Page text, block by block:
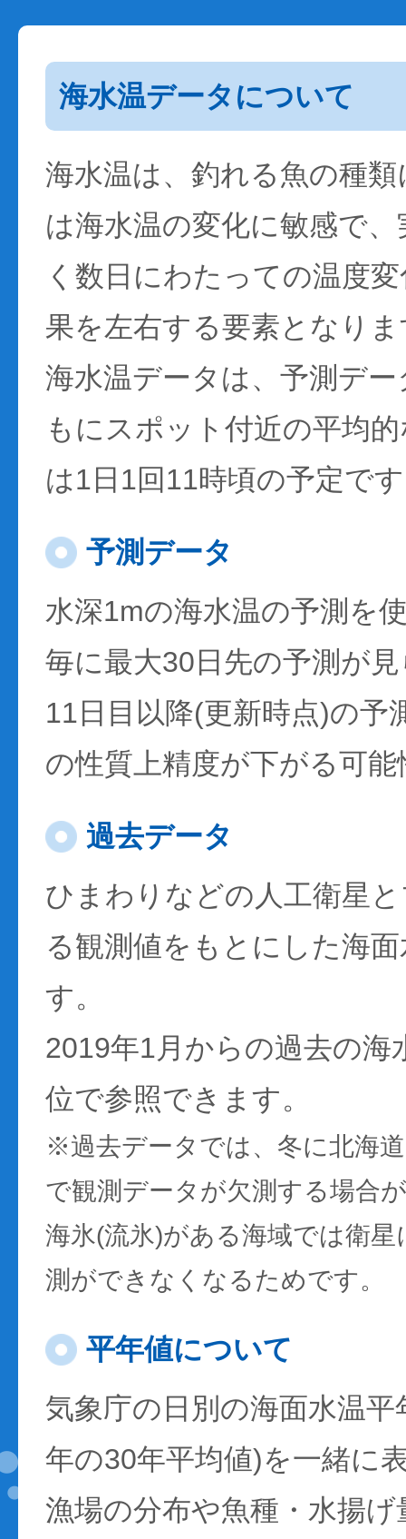
海水温データについて
海水温は、釣れる魚の種
は海水温の変化に敏感で
く数日にわたっての温度
果を左右する要素となり
海水温データは、予測デ
もにスポット付近の平均
は1日1回11時頃の予定で
予測データ
水深1mの海水温の予測を
毎に最大30日先の予測が
11日目以降(更新時点)の予
の性質上精度が下がる可
過去データ
ひまわりなどの人工衛星
る観測値をもとにした海
す。
2019年1月からの過去の海
位で参照できます。
※過去データでは、冬に北海
で観測データが欠測する場合
海氷(流氷)がある海域では衛
測ができなくなるためです。
平年値について
気象庁の日別の海面水温
年の30年平均値)を一緒に
漁場の分布や魚種・水揚